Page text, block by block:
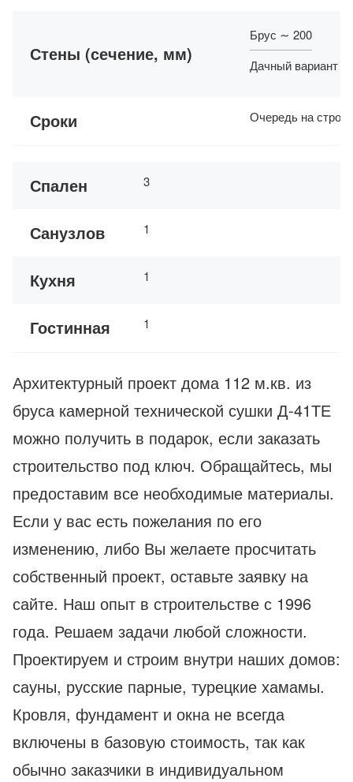
Стены (сечение, мм)
Брус ∼ 200
Дачный вариант
Сроки Очередь на
Спален 3
Санузлов 1
Кухня 1
Гостинная 1
Архитектурный проект дома 112 м.кв. из
бруса камерной технической сушки Д-41ТЕ
можно получить в подарок, если заказать
строительство под ключ. Обращайтесь, мы
предоставим все необходимые материалы.
Если у вас есть пожелания по его
изменению, либо Вы желаете просчитать
собственный проект, оставьте заявку на
сайте. Наш опыт в строительстве с 1996
года. Решаем задачи любой сложности.
Проектируем и строим внутри наших домов:
сауны, русские парные, турецкие хамамы.
Кровля, фундамент и окна не всегда
включены в базовую стоимость, так как
обычно заказчики в индивидуальном